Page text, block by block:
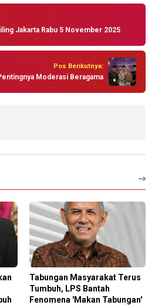
Jakarta Rabu 5 November 2025
Pos Berikutnya:
Moderasi Beragama
Tabungan Masyarakat Terus
Tumbuh, LPS Bantah
Fenomena 'Makan Tabungan'